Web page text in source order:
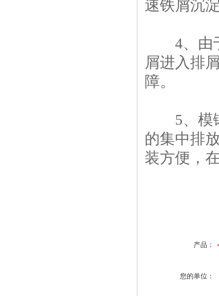
速铁屑沉
4、由于
屑进入排
障。
5、模锻
的集中排
装方便，
产品：
您的单位：